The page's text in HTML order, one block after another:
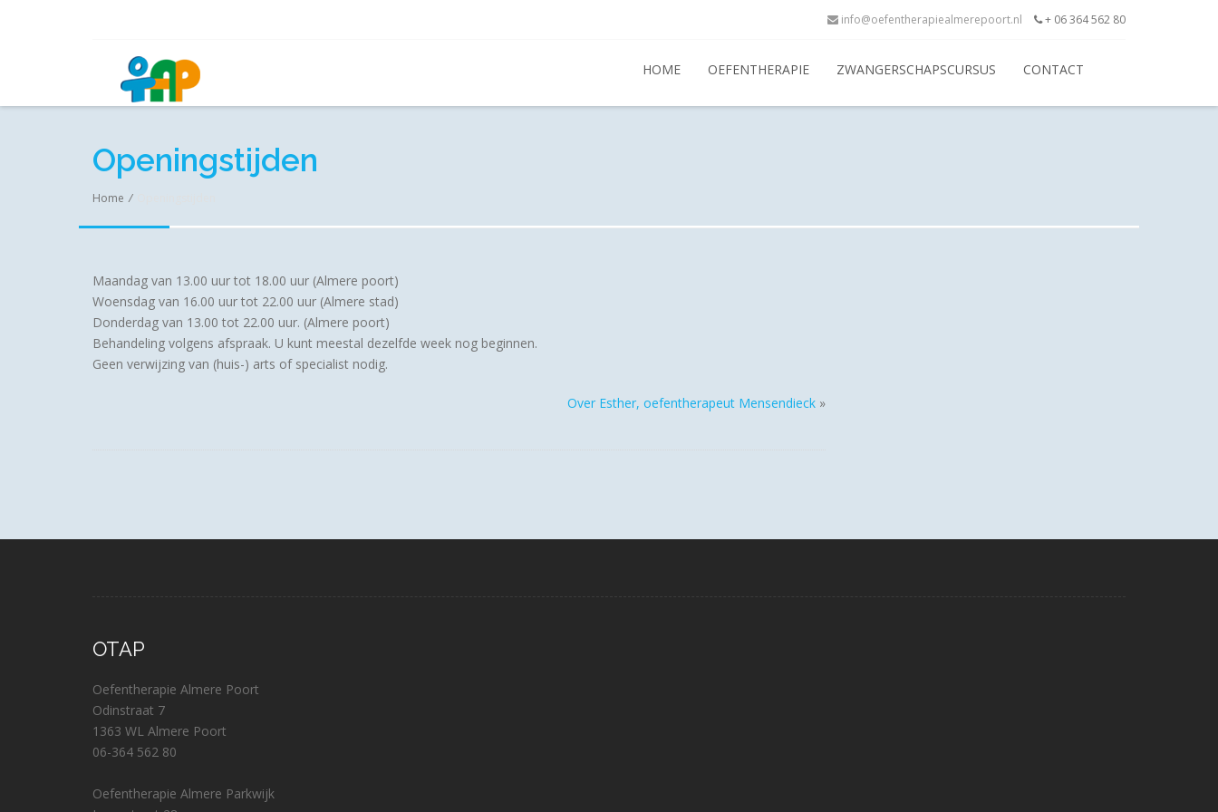
info@oefentherapiealmerepoort.nl + 06 364 562 80
HOME OEFENTHERAPIE ZWANGERSCHAPSCURSUS CONTACT
Openingstijden
Home /
Maandag van 13.00 uur tot 18.00 uur (Almere poort)
Woensdag van 16.00 uur tot 22.00 uur (Almere stad)
Donderdag van 13.00 tot 22.00 uur. (Almere poort)
Behandeling volgens afspraak. U kunt meestal dezelfde week nog beginnen.
Geen verwijzing van (huis-) arts of specialist nodig.
Over Esther, oefentherapeut Mensendieck »
OTAP
Oefentherapie Almere Poort
Odinstraat 7
1363 WL Almere Poort
06-364 562 80
Oefentherapie Almere Parkwijk